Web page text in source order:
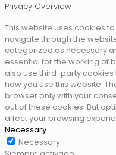
Privacy Overview
This website uses cookies
navigate through the
categorized as necessary
essential for the working of
also use third-party
how you use this website.
browser only with your
out of these cookies. But
affect your browsing
Necessary
Necessary